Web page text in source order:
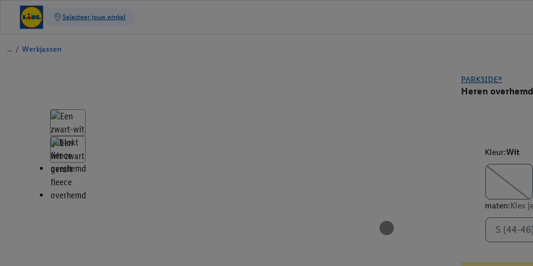
/ Werkjassen
PARKSIDE®
Heren overhemd
Kleur:Wit
maten:Kies
S (44-46)